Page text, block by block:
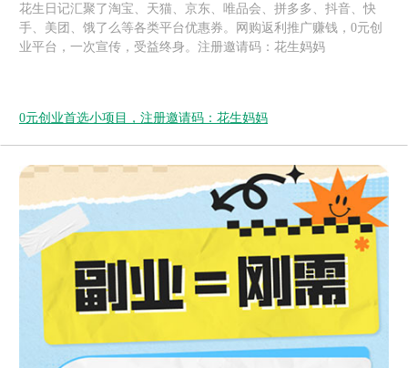
花生日记汇聚了淘宝、天猫、京东、唯品会、拼多多、抖音、快
手、美团、饿了么等各类平台优惠券。网购返利推广赚钱，0元创
业平台，一次宣传，受益终身。注册邀请码：花生妈妈
0元创业首选小项目，注册邀请码：花生妈妈